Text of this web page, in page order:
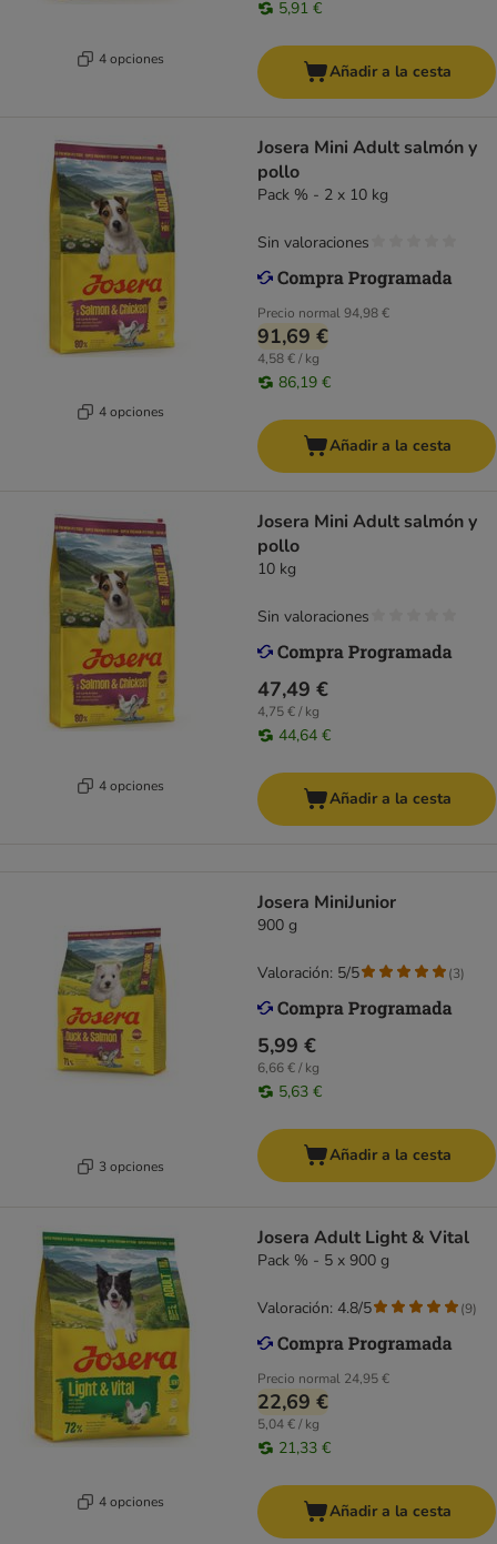
4 opciones
5,91 €
Añadir a la cesta
4 opciones
Josera Mini Adult salmón y
pollo
Pack % - 2 x 10 kg
Precio normal94,98 €
91,69 €
4,58 € / kg
86,19 €
Sin valoraciones
Añadir a la cesta
4 opciones
Josera Mini Adult salmón y
pollo
10 kg
47,49 €
4,75 € / kg
44,64 €
Sin valoraciones
Añadir a la cesta
3 opciones
Josera MiniJunior
900 g
5,99 €
6,66 € / kg
5,63 €
Valoración: 5/5 (3)
Añadir a la cesta
4 opciones
Josera Adult Light & Vital
Pack % - 5 x 900 g
Precio normal 24,95 €
22,69 €
5,04 € / kg
21,33 €
Valoración: 4.8/5 (9)
Añadir a la cesta